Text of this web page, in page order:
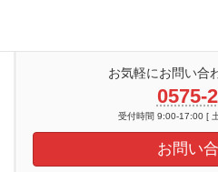
お気軽にお問い合
0575-
受付時間 9:00-17:00 [
お問い